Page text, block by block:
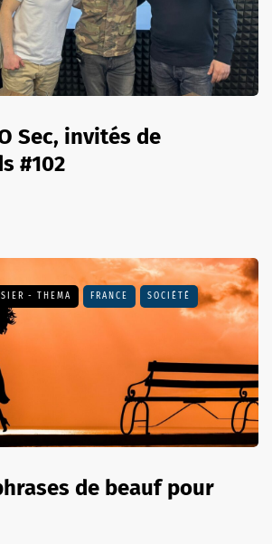
Sec, invités de
#102
- THEMA FRANCE SOCIÉTÉ
de beauf pour